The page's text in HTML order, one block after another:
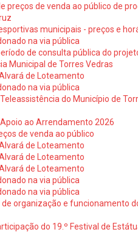
preços de venda ao público de
municipais - preços e
na via pública
de consulta pública do
Municipal de Torres Vedras
de Loteamento
na via pública
do Município de
ao Arrendamento 2026
de venda ao público
de Loteamento
de Loteamento
de Loteamento
na via pública
na via pública
organização e funcionamento
do 19.º Festival de